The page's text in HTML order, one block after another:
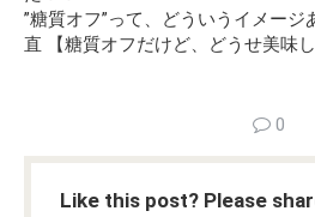
”糖質オフ”って、どういうイメージ
直 【糖質オフだけど、どうせ美味
0
Like this post? Please